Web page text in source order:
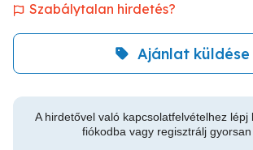
Szabálytalan hirdetés?
Ajánlat küldése
A hirdetővel való kapcsolatfelvételhez lépj
fiókodba vagy regisztrálj